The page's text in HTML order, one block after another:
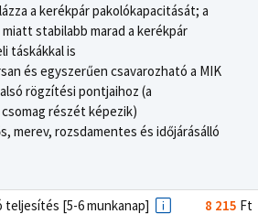
a kerékpár pakolókapacitását; a
stabilabb marad a kerékpár
táskákkal is
és egyszerűen csavarozható a MIK
rögzítési pontjaihoz (a
részét képezik)
merev, rozsdamentes és időjárásálló
teljesítés [5-6 munkanap] 8 215 Ft